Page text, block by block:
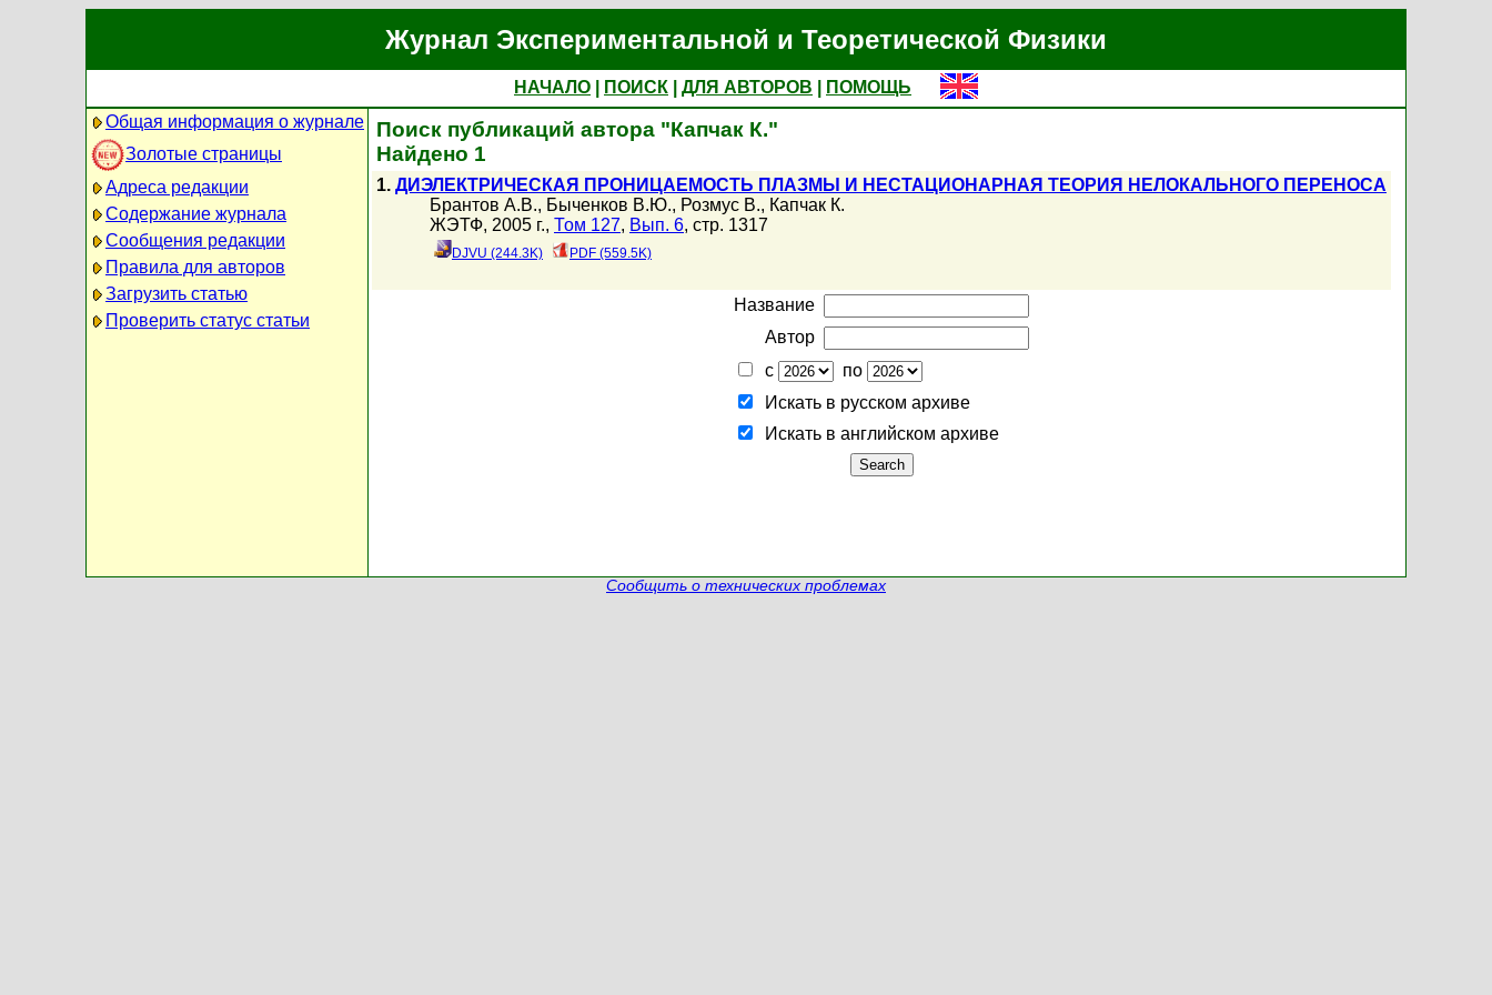
Журнал Экспериментальной и Теоретической Физики
НАЧАЛО ПОИСК ДЛЯ АВТОРОВ
ПОМОЩЬ
Общая информация о журнале
Золотые страницы
Адреса редакции
Содержание журнала
Сообщения редакции
Правила для авторов
Загрузить статью
Проверить статус статьи
Поиск публикаций автора "Капчак К."
Найдено 1
1. ДИЭЛЕКТРИЧЕСКАЯ ПРОНИЦАЕМОСТЬ ПЛАЗМЫ И НЕСТАЦИОНАРНАЯ ТЕОРИЯ НЕЛОКАЛЬНОГО ПЕРЕНОСА
Брантов А.В., Быченков В.Ю., Розмус В., Капчак К.
ЖЭТФ, 2005 г., Том 127, Вып. 6, стр. 1317
DJVU (244.3K) PDF (559.5K)
Название
Автор
с
по
Искать в русском архиве
Искать в английском архиве
Сообщить о технических проблемах